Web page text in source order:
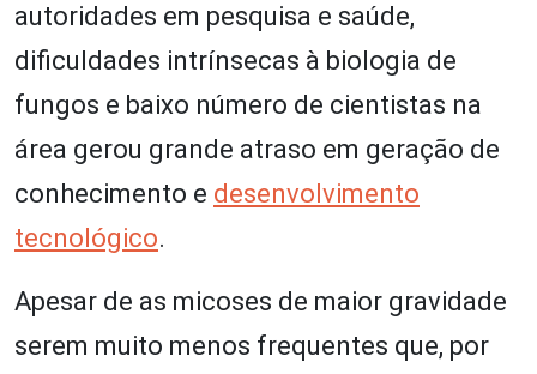
autoridades em pesquisa e saúde,
dificuldades intrínsecas à biologia de
fungos e baixo número de cientistas na
área gerou grande atraso em geração de
conhecimento e desenvolvimento
tecnológico.
Apesar de as micoses de maior gravidade
serem muito menos frequentes que, por